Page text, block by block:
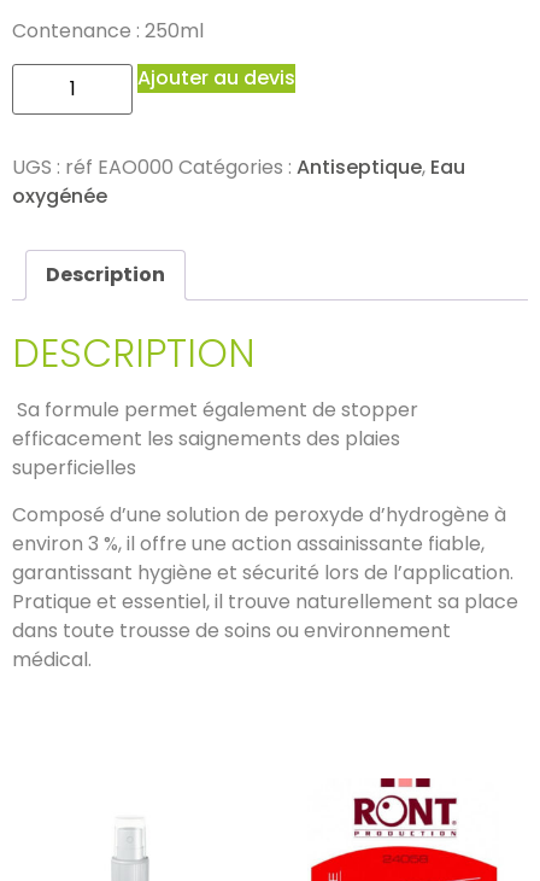
Contenance : 250ml
Ajouter au devis
UGS : réf EAO000 Catégories : Antiseptique, Eau
oxygénée
Description
DESCRIPTION
Sa formule permet également de stopper
efficacement les saignements des plaies
superficielles
Composé d’une solution de peroxyde d’hydrogène à
environ 3 %, il offre une action assainissante fiable,
garantissant hygiène et sécurité lors de l’application.
Pratique et essentiel, il trouve naturellement sa place
dans toute trousse de soins ou environnement
médical.